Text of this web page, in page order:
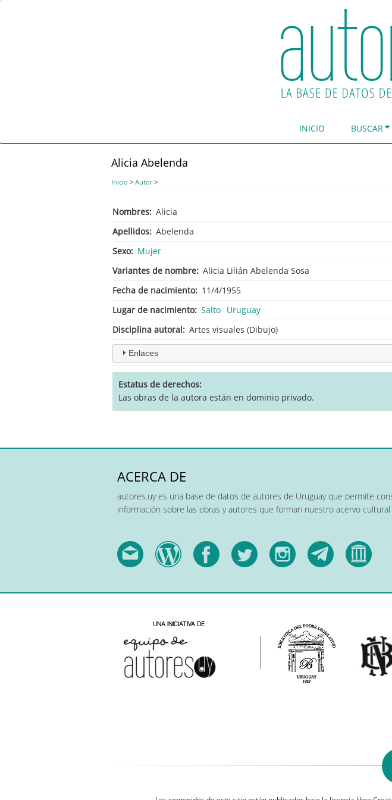
INICIO BUSCAR
Alicia Abelenda
Inicio > Autor>
Nombres Alicia
Apellidos Abelenda
Sexo
Mujer
Variantes de nombre Alicia Lilián Abelenda Sosa
Fecha de nacimiento
11/4/1955
Lugar de nacimiento Salto Uruguay
Disciplina autoral
Artes visuales (Dibujo)
Enlaces
Estatus de derechos
Las obras de la autora están en dominio privado.
ACERCA DE
autores.uy es una base de datos de autores de Uruguay que permite
información sobre las obras y autores que forman nuestro acervo cultural